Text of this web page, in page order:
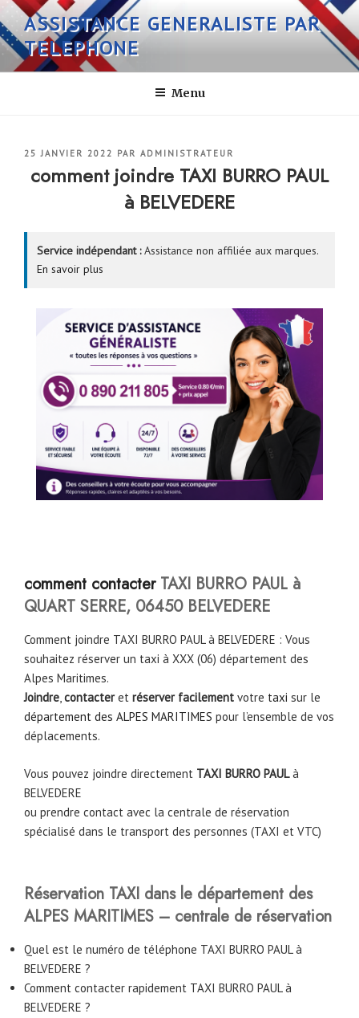
Aller
au
contenu
principal
ASSISTANCE GENERALISTE PAR
TELEPHONE
Menu
PUBLIÉ
25 JANVIER 2022 PAR ADMINISTRATEUR
comment joindre TAXI BURRO PAUL
à BELVEDERE
Service indépendant :Assistance non affiliée aux marques.
En savoir plus
comment contacterTAXI BURRO PAUL à
QUART SERRE, 06450 BELVEDERE
Comment joindre TAXI BURRO PAUL à BELVEDERE : Vous
souhaitez réserver un taxi à XXX (06) département des
Alpes Maritimes.
Joindre,contacteret réserver facilement votre taxi sur le
département des ALPES MARITIMES pour l’ensemble de vos
déplacements.
Vous pouvez joindre directement TAXI BURRO PAULà
BELVEDERE
ou prendre contact avec la centrale de réservation
spécialisé dans le transport des personnes (TAXI et VTC)
Réservation TAXI dans le département des
ALPES MARITIMES – centrale de réservation
Quel est le numéro de téléphone TAXI BURRO PAUL à
BELVEDERE ?
Comment contacter rapidement TAXI BURRO PAUL à
BELVEDERE ?